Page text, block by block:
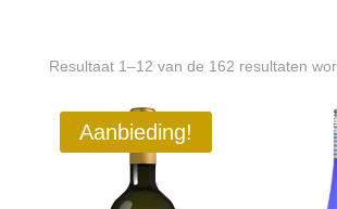
Resultaat 1–12 van de 162 resultaten
Aanbieding!